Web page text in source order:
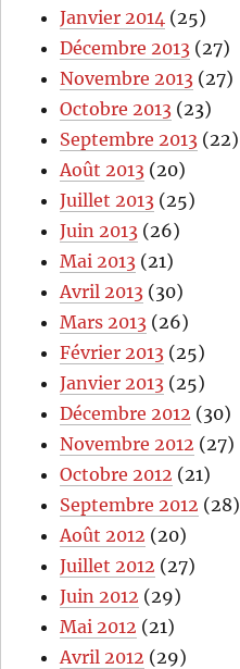
Janvier 2014 (25)
Décembre 2013 (27)
Novembre 2013 (27)
Octobre 2013 (23)
Septembre 2013 (22)
Août 2013 (20)
Juillet 2013 (25)
Juin 2013 (26)
Mai 2013 (21)
Avril 2013 (30)
Mars 2013 (26)
Février 2013 (25)
Janvier 2013 (25)
Décembre 2012 (30)
Novembre 2012 (27)
Octobre 2012 (21)
Septembre 2012 (28)
Août 2012 (20)
Juillet 2012 (27)
Juin 2012 (29)
Mai 2012 (21)
Avril 2012 (29)